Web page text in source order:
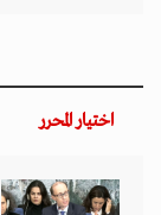
اختيار المحرر